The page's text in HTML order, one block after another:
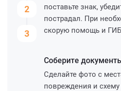
2
3
поставьте знак,
пострадал. При
скорую помощь и
Соберите
Сделайте фото с
повреждения и